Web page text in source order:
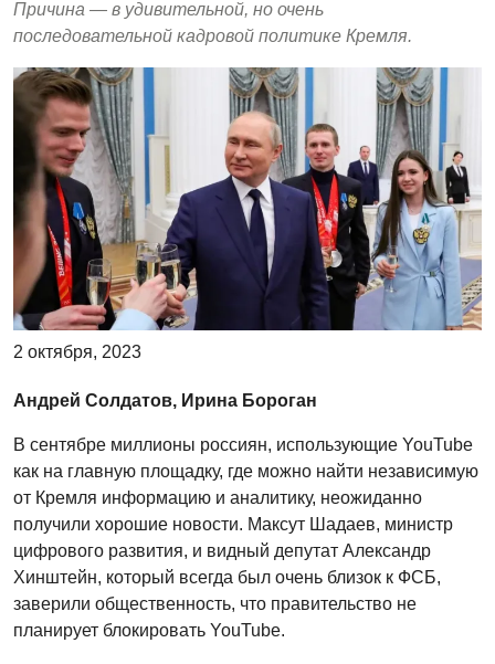
Причина — в удивительной, но очень
последовательной кадровой политике Кремля.
2 октября, 2023
Андрей Солдатов, Ирина Бороган
В сентябре миллионы россиян, использующие YouTube
как на главную площадку, где можно найти независимую
от Кремля информацию и аналитику, неожиданно
получили хорошие новости. Максут Шадаев, министр
цифрового развития, и видный депутат Александр
Хинштейн, который всегда был очень близок к ФСБ,
заверили общественность, что правительство не
планирует блокировать YouTube.